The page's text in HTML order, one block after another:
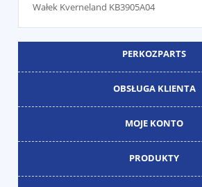
Wałek Kverneland KB3905A04
PERKOZPARTS
OBSŁUGA KLIENTA
MOJE KONTO
PRODUKTY